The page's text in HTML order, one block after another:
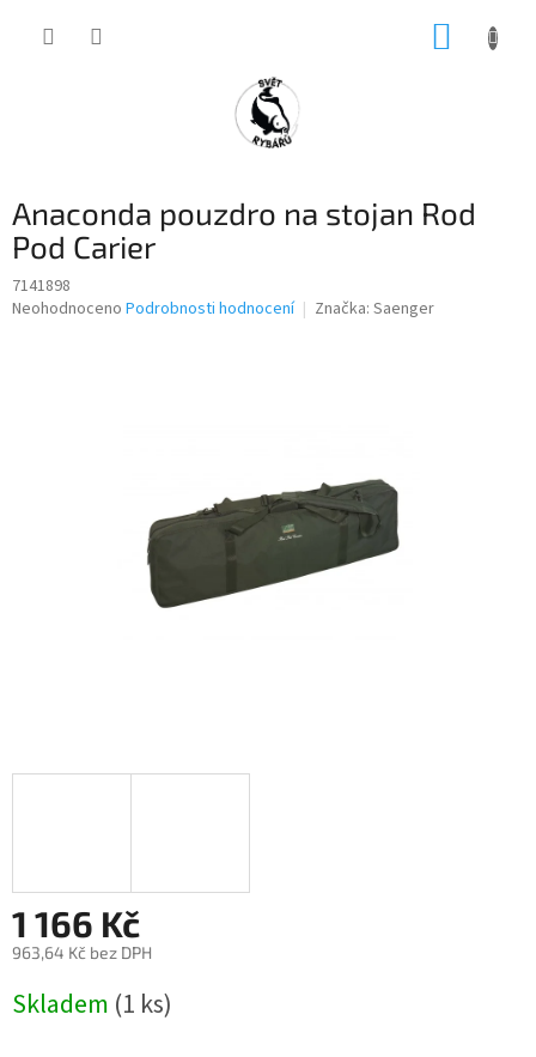
Anaconda pouzdro na stojan Rod
Pod Carier
7141898
Průměrné
Neohodnoceno Podrobnosti hodnocení Značka: Saenger
1 166 Kč
963,64 Kč bez DPH
cena:
Skladem (1 ks)